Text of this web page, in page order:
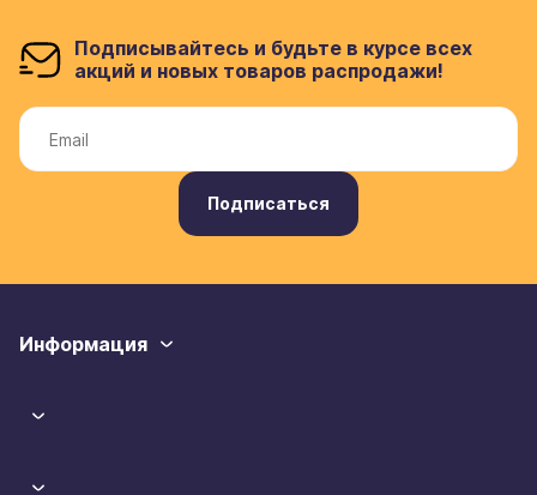
Подписывайтесь и будьте в курсе всех
акций и новых товаров распродажи!
Подписаться
Информация